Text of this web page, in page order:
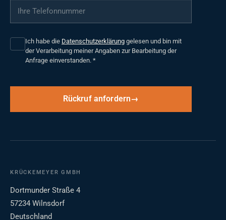
Ihre Telefonnummer
Ich habe die Datenschutzerklärung gelesen und bin mit
der Verarbeitung meiner Angaben zur Bearbeitung der
Anfrage einverstanden. *
Rückruf anfordern
KRÜCKEMEYER GMBH
Dortmunder Straße 4
57234 Wilnsdorf
Deutschland